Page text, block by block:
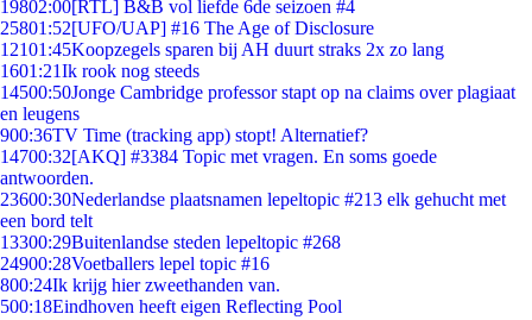
19802:00[RTL] B&B vol liefde 6de seizoen #4
25801:52[UFO/UAP] #16 The Age of Disclosure
12101:45Koopzegels sparen bij AH duurt straks 2x zo lang
1601:21Ik rook nog steeds
14500:50Jonge Cambridge professor stapt op na claims over plagiaat
en leugens
900:36TV Time (tracking app) stopt! Alternatief?
14700:32[AKQ] #3384 Topic met vragen. En soms goede
antwoorden.
23600:30Nederlandse plaatsnamen lepeltopic #213 elk gehucht met
een bord telt
13300:29Buitenlandse steden lepeltopic #268
24900:28Voetballers lepel topic #16
800:24Ik krijg hier zweethanden van.
500:18Eindhoven heeft eigen Reflecting Pool